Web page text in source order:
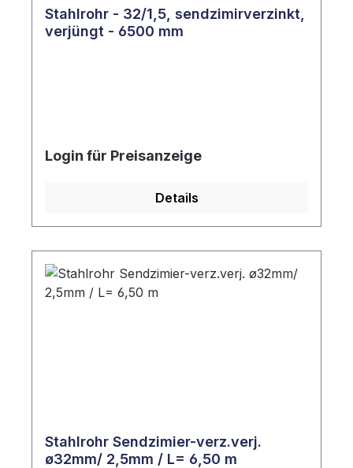
Stahlrohr - 32/1,5, sendzimirverzinkt,
verjüngt - 6500 mm
Login für Preisanzeige
Details
Stahlrohr Sendzimier-verz.verj.
ø32mm/ 2,5mm / L= 6,50 m